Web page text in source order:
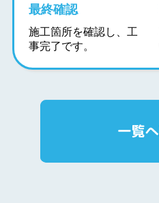
最終確認
施工箇所を確認し、工
事完了です。